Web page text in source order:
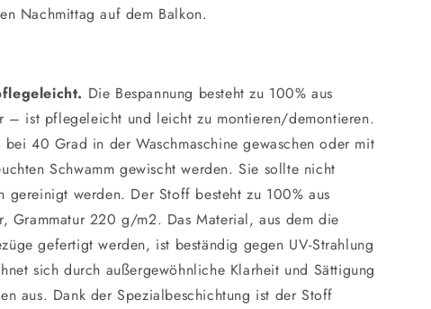
Nachmittag auf dem Balkon.
Die Bespannung besteht zu 100% aus
– ist pflegeleicht und leicht zu montieren/demontieren.
bei 40 Grad in der Waschmaschine gewaschen oder mit
Schwamm gewischt werden. Sie sollte nicht
gereinigt werden. Der Stoff besteht zu 100% aus
Grammatur 220 g/m2. Das Material, aus dem die
gefertigt werden, ist beständig gegen UV-Strahlung
sich durch außergewöhnliche Klarheit und Sättigung
aus. Dank der Spezialbeschichtung ist der Stoff